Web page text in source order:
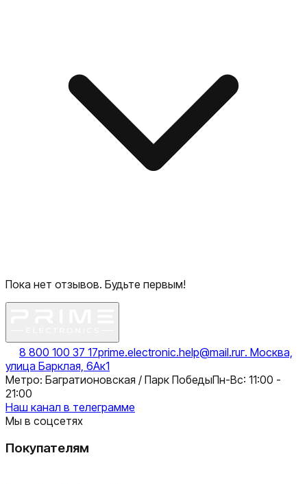
Пока нет отзывов. Будьте первым!
8 800 100 37 17prime.electronic.help@mail.ruг. Москва,
улица Барклая, 6Ак1
Метро: Багратионовская / Парк ПобедыПн-Вс: 11:00 -
21:00
Наш канал в телеграмме
Мы в соцсетях
Покупателям